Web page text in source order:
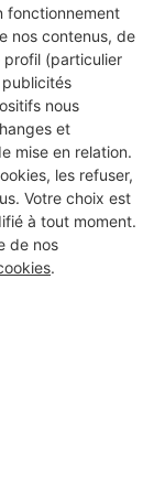
fonctionnement
nos contenus, de
profil (particulier
nous
et
mise en relation.
les refuser,
Votre choix est
à tout moment.
de nos
.